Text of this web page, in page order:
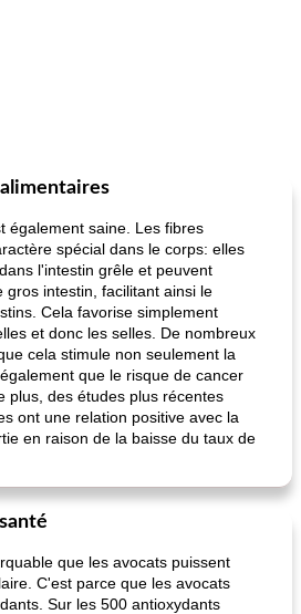
également saine. Les fibres
spécial dans le corps: elles
l'intestin grêle et peuvent
gros intestin, facilitant ainsi le
Cela favorise simplement
et donc les selles. De nombreux
cela stimule non seulement la
que le risque de cancer
plus, des études plus récentes
ont une relation positive avec la
en raison de la baisse du taux de
que les avocats puissent
C'est parce que les avocats
Sur les 500 antioxydants